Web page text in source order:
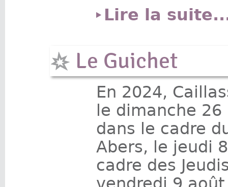
Lire la
Le Guichet
En 2024,
le dimanche
dans le cadre
Abers, le jeudi
cadre des
vendredi 9 août